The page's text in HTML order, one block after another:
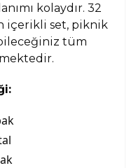
kolaydır. 32
içerikli set, piknik
tüm